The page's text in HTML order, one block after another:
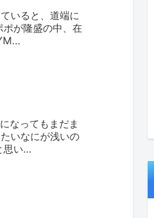
いると、道端に
が隆盛の中、在
なってもまだま
いなにが浅いの
思い...